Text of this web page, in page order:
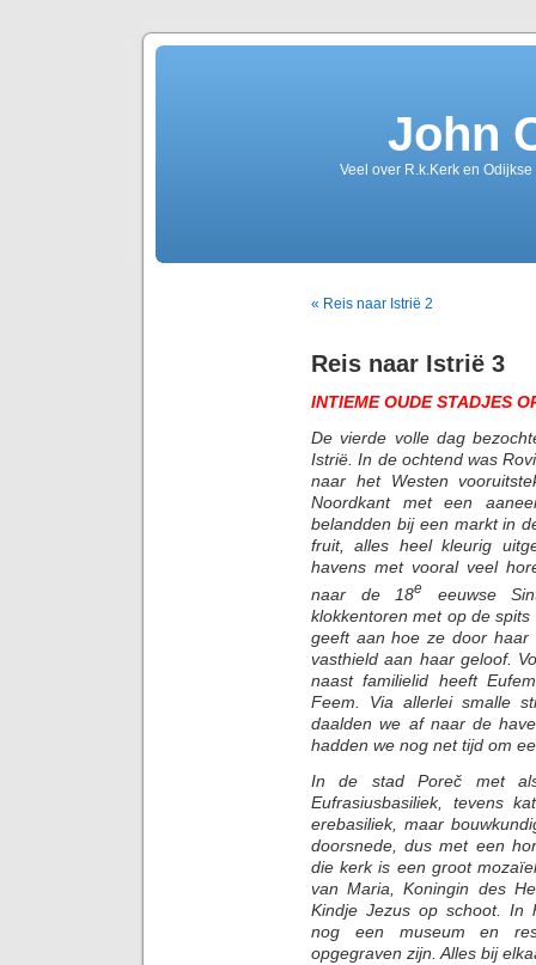
John
Veel over R.k.Kerk en
« Reis naar Istrië 2
Reis naar Istrië 3
INTIEME OUDE STADJES
De vierde volle dag
Istrië. In de ochtend was
naar het Westen
Noordkant met een
belandden bij een markt in
fruit, alles heel kleurig
havens met vooral veel
naar de 18e
eeuwse
klokkentoren met op de
geeft aan hoe ze door haar
vasthield aan haar geloof.
naast familielid heeft
Feem. Via allerlei smalle
daalden we af naar de
hadden we nog net tijd om
In de stad Poreč met als
Eufrasiusbasiliek, tevens
erebasiliek, maar
doorsnede, dus met een
die kerk is een groot
van Maria, Koningin des
Kindje Jezus op schoot. In
nog een museum en
opgegraven zijn. Alles bij